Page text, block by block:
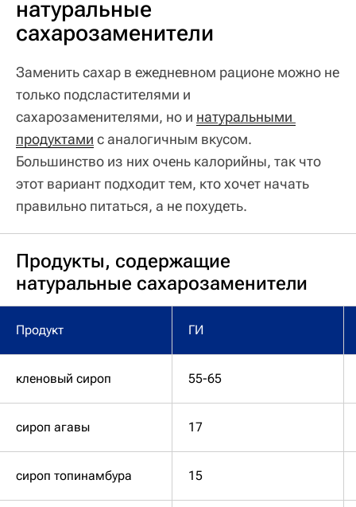
натуральные
сахарозаменители
Заменить сахар в ежедневном рационе можно не
только подсластителями и
сахарозаменителями, но и натуральными
продуктами с аналогичным вкусом.
Большинство из них очень калорийны, так что
этот вариант подходит тем, кто хочет начать
правильно питаться, а не похудеть.
Продукты, содержащие
натуральные сахарозаменители
Продукт ГИ
кленовый сироп 55-65
сироп агавы 17
сироп топинамбура 15